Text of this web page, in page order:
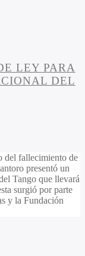
LEY PARA
DEL
del fallecimiento de
presentó un
Tango que llevará
surgió por parte
y la Fundación